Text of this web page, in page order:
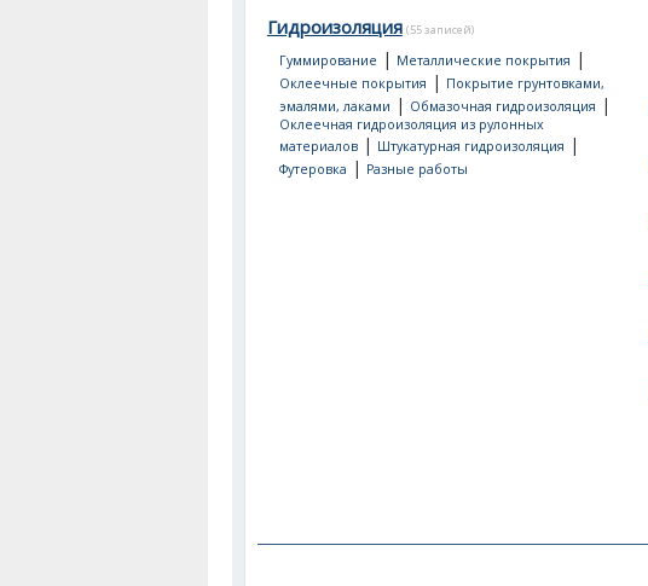
Гидроизоляция (55 записей)
Гуммирование | Металлические покрытия |
Оклеечные покрытия | Покрытие грунтовками,
эмалями, лаками | Обмазочная гидроизоляция |
Оклеечная гидроизоляция из рулонных
материалов| Штукатурная гидроизоляция |
Футеровка | Разные работы